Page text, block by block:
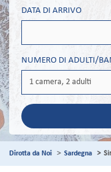
DATA DI ARRIVO
NUMERO DI ADULTI/
Dirotta da Noi Sardegna